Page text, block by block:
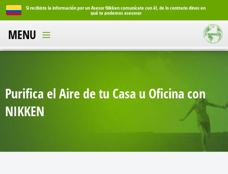
en Si recibiste la información por un Asesor Nikken comunícate con él, de lo contrario dinos en
qué te podemos asesorar
MENU
Purifica el Aire de tu Casa u Oficina con
NIKKEN